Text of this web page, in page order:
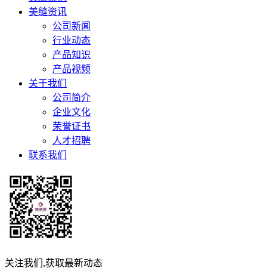
美缝资讯
公司新闻
行业动态
产品知识
产品视频
关于我们
公司简介
企业文化
荣誉证书
人才招聘
联系我们
关注我们,获取最新动态